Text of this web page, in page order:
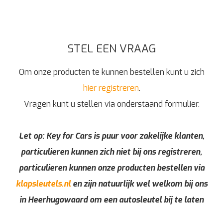
STEL EEN VRAAG
Om onze producten te kunnen bestellen kunt u zich
hier registreren.
Vragen kunt u stellen via onderstaand formulier.
Let op: Key for Cars is puur voor zakelijke klanten,
particulieren kunnen zich niet bij ons registreren,
particulieren kunnen onze producten bestellen via
klapsleutels.nlen zijn natuurlijk wel welkom bij ons
in Heerhugowaard om een autosleutel bij te laten